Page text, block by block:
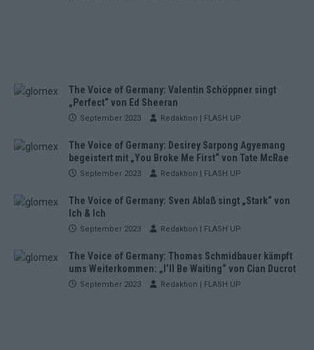
The Voice of Germany: Valentin Schöppner singt
„Perfect“ von Ed Sheeran
September 2023 Redaktion | FLASH UP
The Voice of Germany: Desirey Sarpong Agyemang
begeistert mit „You Broke Me First“ von Tate McRae
September 2023 Redaktion | FLASH UP
The Voice of Germany: Sven Ablaß singt „Stark“ von
Ich & Ich
September 2023 Redaktion | FLASH UP
The Voice of Germany: Thomas Schmidbauer kämpft
ums Weiterkommen: „I’ll Be Waiting“ von Cian Ducrot
September 2023 Redaktion | FLASH UP